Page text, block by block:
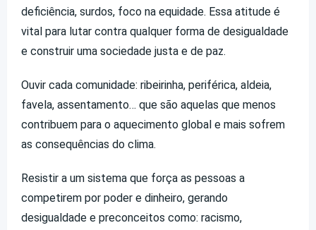
deficiência, surdos, foco na equidade. Essa atitude é
vital para lutar contra qualquer forma de desigualdade
e construir uma sociedade justa e de paz.
Ouvir cada comunidade: ribeirinha, periférica, aldeia,
favela, assentamento… que são aquelas que menos
contribuem para o aquecimento global e mais sofrem
as consequências do clima.
Resistir a um sistema que força as pessoas a
competirem por poder e dinheiro, gerando
desigualdade e preconceitos como: racismo,